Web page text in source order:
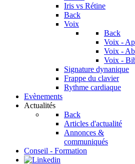
Iris vs Rétine
Back
Voix
Back
Voix -
Voix -
Voix -
Signature dynanique
Frappe du clavier
Rythme cardiaque
Evènements
Actualités
Back
Articles d'actualité
Annonces &
communiqués
Conseil - Formation